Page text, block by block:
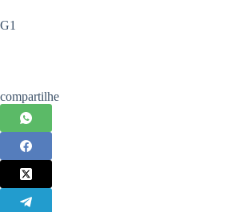
G1
compartilhe